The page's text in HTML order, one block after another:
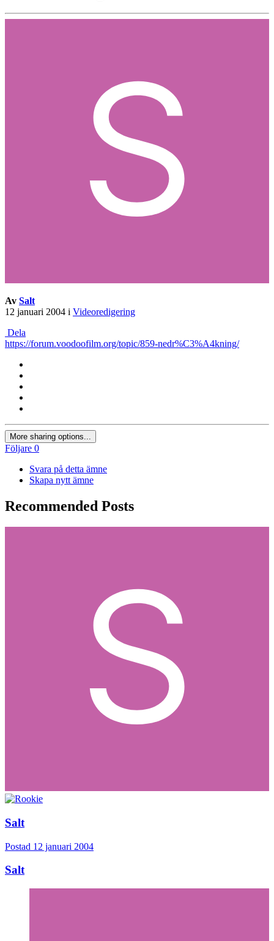
Av Salt
12 januari 2004 i Videoredigering
Dela
https://forum.voodoofilm.org/topic/859-nedr%C3%A4kning/
More sharing options...
Följare 0
Svara på detta ämne
Skapa nytt ämne
Recommended Posts
Salt
Postad 12 januari 2004
Salt